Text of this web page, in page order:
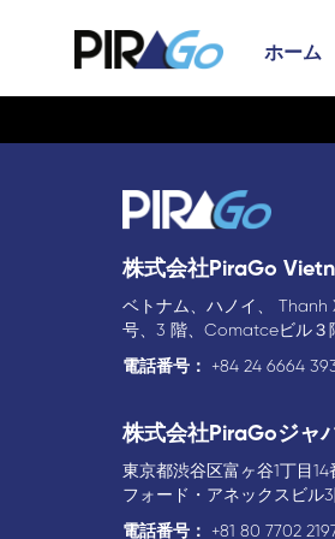
ホーム
株式会社PiraGo
ベトナム、ハノイ、 Thanh
号、3 階、Comatceビル３
電話番号：
+84 24 6664
株式会社PiraGoジャ
東京都渋谷区富ヶ谷1丁目14
フォード・アネックスビル
電話番号：
+81 80 7702